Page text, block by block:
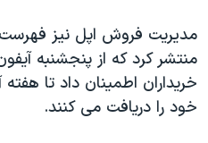
مدیریت فروش اپل نیز فهرست
منتشر کرد که از پنجشنبه
خریداران اطمینان داد تا
خود را دریافت می کنند.